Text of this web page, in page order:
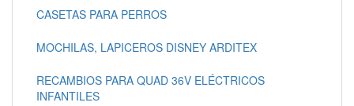
CASETAS PARA PERROS
MOCHILAS, LAPICEROS DISNEY ARDITEX
RECAMBIOS PARA QUAD 36V ELÉCTRICOS
INFANTILES